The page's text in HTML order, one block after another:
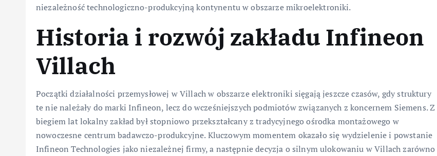
niezależność technologiczno-produkcyjną kontynentu w obszarze mikroelektroniki.
Historia i rozwój zakładu Infineon
Villach
Początki działalności przemysłowej w Villach w obszarze elektroniki sięgają jeszcze czasów, gdy struktury
te nie należały do marki Infineon, lecz do wcześniejszych podmiotów związanych z koncernem Siemens. Z
biegiem lat lokalny zakład był stopniowo przekształcany z tradycyjnego ośrodka montażowego w
nowoczesne centrum badawczo-produkcyjne. Kluczowym momentem okazało się wydzielenie i powstanie
Infineon Technologies jako niezależnej firmy, a następnie decyzja o silnym ulokowaniu w Villach zarówno